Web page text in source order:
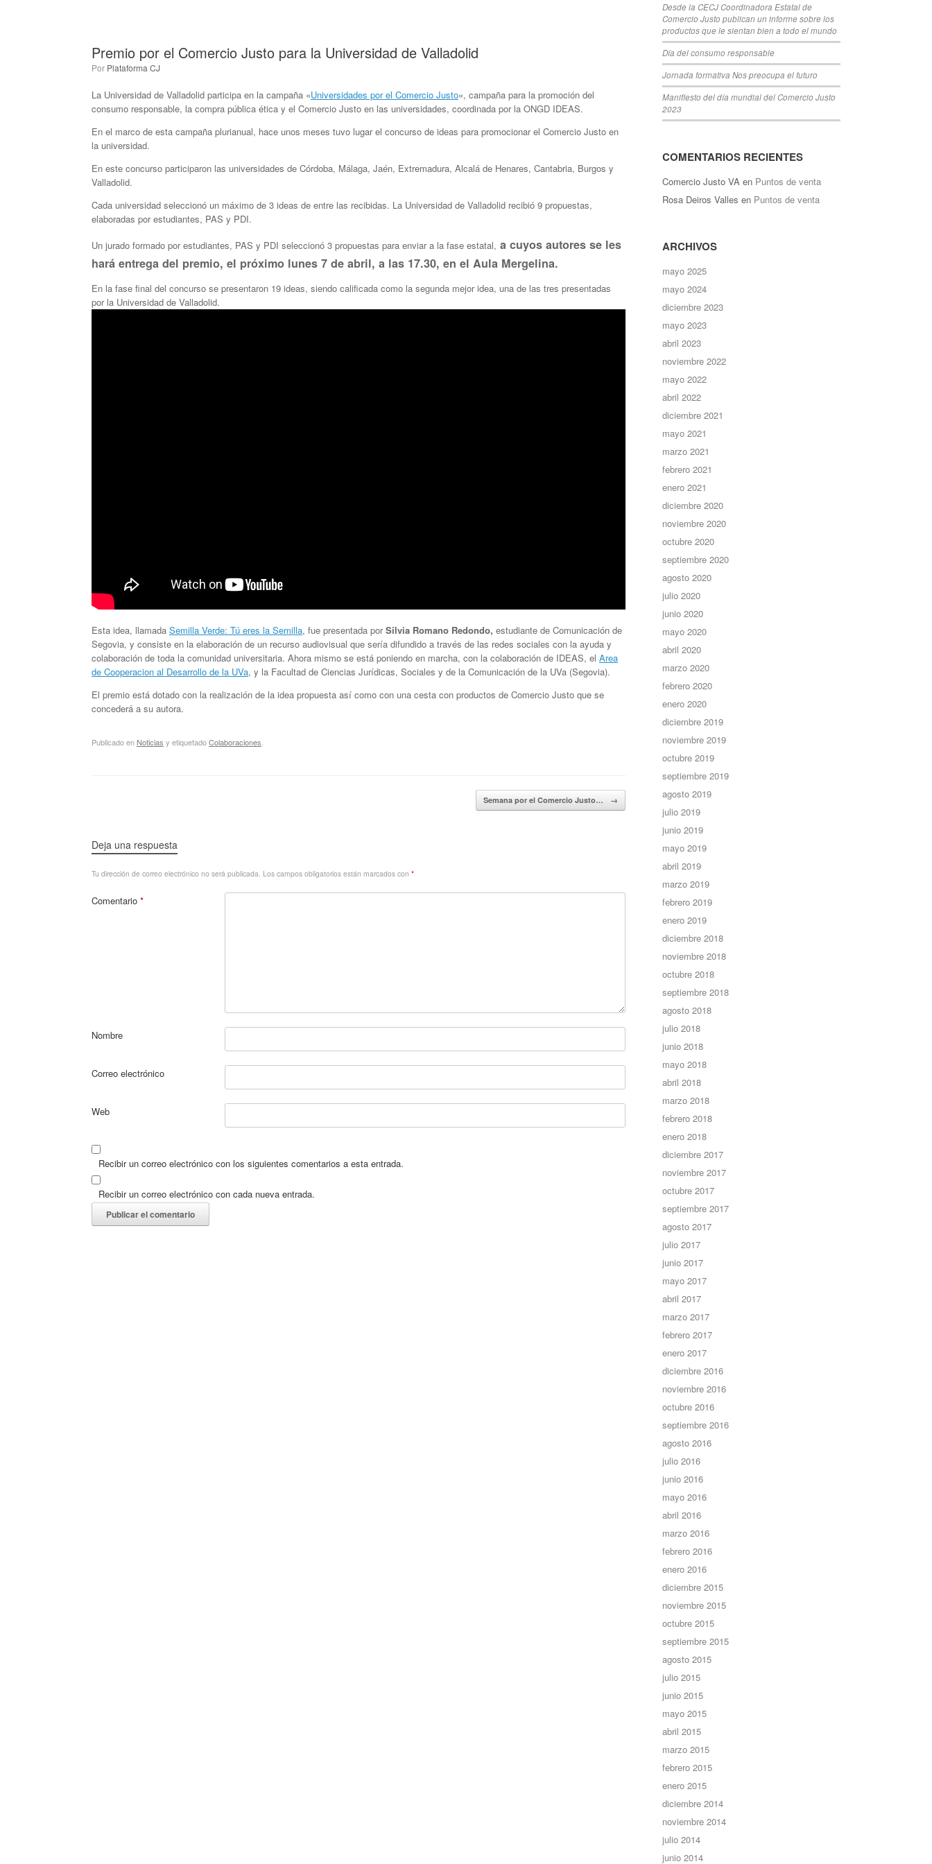
Premio por el Comercio Justo para la Universidad de Valladolid
por Plataforma CJ
La Universidad de Valladolid participa en la campaña «Universidades por el Comercio Justo«, campaña para la promoción del
consumo responsable, la compra pública ética y el Comercio Justo en las universidades, coordinada por la ONGD IDEAS.
En el marco de esta campaña plurianual, hace unos meses tuvo lugar el concurso de ideas para promocionar el Comercio Justo en
la universidad.
En este concurso participaron las universidades de Córdoba, Málaga, Jaén, Extremadura, Alcalá de Henares, Cantabria, Burgos y
Valladolid.
Cada universidad seleccionó un máximo de 3 ideas de entre las recibidas. La Universidad de Valladolid recibió 9 propuestas,
elaboradas por estudiantes, PAS y PDI.
Un jurado formado por estudiantes, PAS y PDI seleccionó 3 propuestas para enviar a la fase estatal, a cuyos autores se les
hará entrega del premio, el próximo lunes 7 de abril, a las 17.30, en el Aula Mergelina.
En la fase final del concurso se presentaron 19 ideas, siendo calificada como la segunda mejor idea, una de las tres presentadas
por la Universidad de Valladolid.
Esta idea, llamada Semilla Verde: Tú eres la Semilla, fue presentada porSilvia Romano Redondo, estudiante de Comunicación de
Segovia, y consiste en la elaboración de un recurso audiovisual que sería difundido a través de las redes sociales con la ayuda y
colaboración de toda la comunidad universitaria. Ahora mismo se está poniendo en marcha, con la colaboración de IDEAS, el Area
de Cooperacion al Desarrollo de la UVa, y la Facultad de Ciencias Jurídicas, Sociales y de la Comunicación de la UVa (Segovia).
El premio está dotado con la realización de la idea propuesta así como con una cesta con productos de Comercio Justo que se
concederá a su autora.
Publicado en Noticias y etiquetadoColaboraciones
Semana por el Comercio Justo… →
Deja una respuesta
Tu dirección de correo electrónico no será publicada. Los campos obligatorios están marcados con *
Comentario *
Nombre
Correo electrónico
Web
Recibir un correo electrónico con los siguientes comentarios a esta entrada.
Recibir un correo electrónico con cada nueva entrada.
Desde la CECJ Coordinadora Estatal de
Comercio Justo publican un informe sobre los
productos que le sientan bien a todo el mundo
Día del consumo responsable
Jornada formativa Nos preocupa el futuro
Manifiesto del día mundial del Comercio Justo
2023
COMENTARIOS RECIENTES
Comercio Justo VA en Puntos de venta
Rosa Deiros Valles en Puntos de venta
ARCHIVOS
mayo 2025
mayo 2024
diciembre 2023
mayo 2023
abril 2023
noviembre 2022
mayo 2022
abril 2022
diciembre 2021
mayo 2021
marzo 2021
febrero 2021
enero 2021
diciembre 2020
noviembre 2020
octubre 2020
septiembre 2020
agosto 2020
julio 2020
junio 2020
mayo 2020
abril 2020
marzo 2020
febrero 2020
enero 2020
diciembre 2019
noviembre 2019
octubre 2019
septiembre 2019
agosto 2019
julio 2019
junio 2019
mayo 2019
abril 2019
marzo 2019
febrero 2019
enero 2019
diciembre 2018
noviembre 2018
octubre 2018
septiembre 2018
agosto 2018
julio 2018
junio 2018
mayo 2018
abril 2018
marzo 2018
febrero 2018
enero 2018
diciembre 2017
noviembre 2017
octubre 2017
septiembre 2017
agosto 2017
julio 2017
junio 2017
mayo 2017
abril 2017
marzo 2017
febrero 2017
enero 2017
diciembre 2016
noviembre 2016
octubre 2016
septiembre 2016
agosto 2016
julio 2016
junio 2016
mayo 2016
abril 2016
marzo 2016
febrero 2016
enero 2016
diciembre 2015
noviembre 2015
octubre 2015
septiembre 2015
agosto 2015
julio 2015
junio 2015
mayo 2015
abril 2015
marzo 2015
febrero 2015
enero 2015
diciembre 2014
noviembre 2014
julio 2014
junio 2014